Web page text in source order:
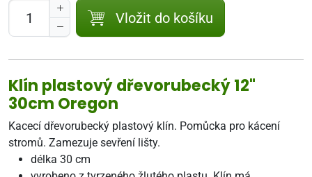
Vložit do košíku
Klín plastový dřevorubecký 12"
30cm Oregon
Kacecí dřevorubecký plastový klín. Pomůcka pro kácení
stromů. Zamezuje sevření lišty.
délka 30 cm